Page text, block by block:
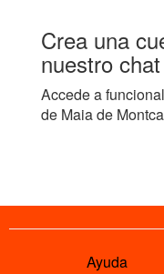
Crea una
nuestro chat
Accede a
de Maia de
Ayuda